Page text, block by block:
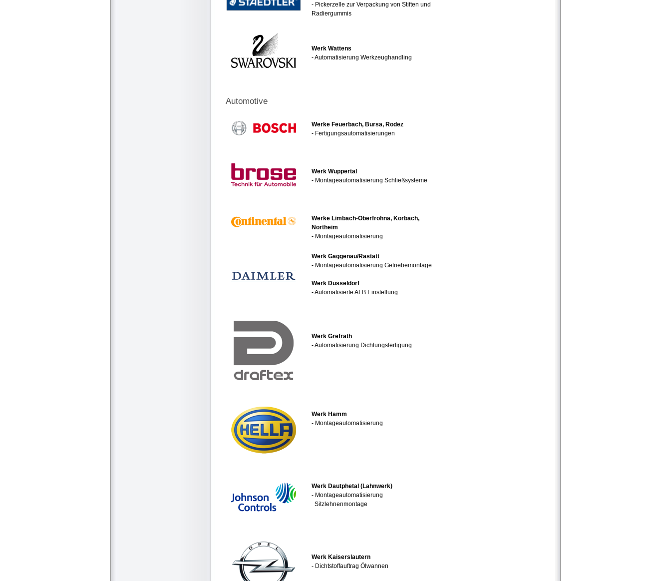
- Pickerzelle zur Verpackung von Stiften und
Radiergummis
Werk Wattens
- Automatisierung Werkzeughandling
Automotive
Werke Feuerbach, Bursa, Rodez
- Fertigungsautomatisierungen
Werk Wuppertal
- Montageautomatisierung Schließsysteme
Werke Limbach-Oberfrohna, Korbach,
Northeim
- Montageautomatisierung
Werk Gaggenau/Rastatt
- Montageautomatisierung Getriebemontage
Werk Düsseldorf
- Automatisierte ALB Einstellung
Werk Grefrath
- Automatisierung Dichtungsfertigung
Werk Hamm
- Montageautomatisierung
Werk Dautphetal (Lahnwerk)
- Montageautomatisierung
Sitzlehnenmontage
Werk Kaiserslautern
- Dichtstoffauftrag Ölwannen